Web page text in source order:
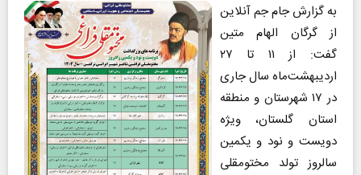
به گزارش جام جم آنلاین
از گرگان الهام متین
گفت: از ۱۱ تا ۲۷
اردیبهشت‌ماه سال جاری
در ۱۷ شهرستان و منطقه
استان گلستان، ویژه
دویست و نود و یکمین
سالروز تولد مختومقلی